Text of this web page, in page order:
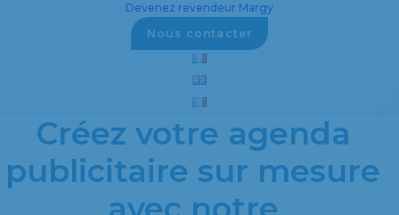
Devenez revendeur Margy
Nous contacter
Voir les objets publicitaires
Créez votre agenda
publicitaire sur mesure